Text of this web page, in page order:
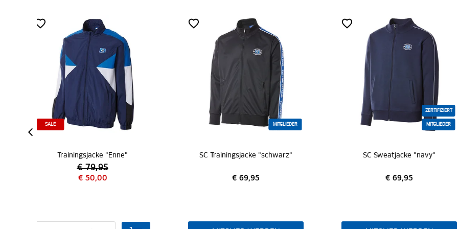
SC Trainingsjacke "schwarz"
€ 69,95
MITGLIEDER
SC Sweatjacke "navy"
€ 69,95
1887 Trainingsjacke "Logo
€ 69,95